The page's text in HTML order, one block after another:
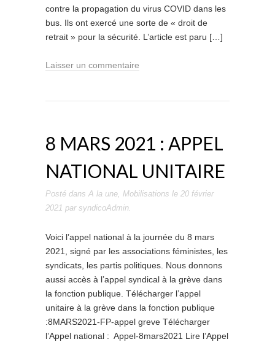
contre la propagation du virus COVID dans les
bus. Ils ont exercé une sorte de « droit de
retrait » pour la sécurité. L’article est paru […]
Laisser un commentaire
8 MARS 2021 : APPEL
NATIONAL UNITAIRE
Posté dans A la une, Mobilisations le 20 février
2021 par syndicoAdmin.
Voici l’appel national à la journée du 8 mars
2021, signé par les associations féministes, les
syndicats, les partis politiques. Nous donnons
aussi accès à l’appel syndical à la grève dans
la fonction publique. Télécharger l’appel
unitaire à la grève dans la fonction publique
:8MARS2021-FP-appel greve Télécharger
l’Appel national : Appel-8mars2021 Lire l’Appel